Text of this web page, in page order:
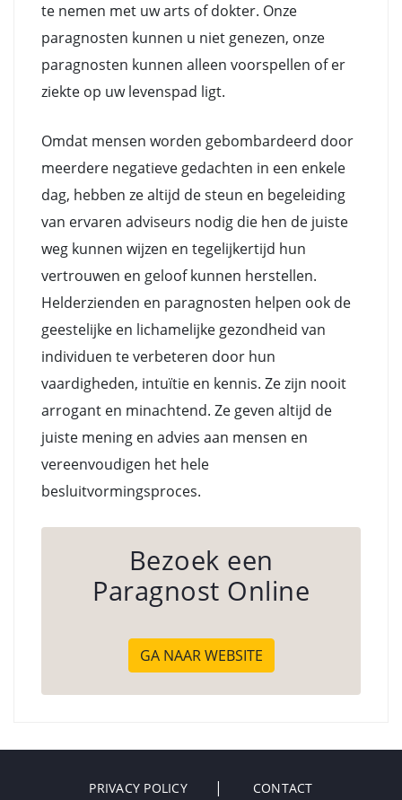
te nemen met uw arts of dokter. Onze
paragnosten kunnen u niet genezen, onze
paragnosten kunnen alleen voorspellen of er
ziekte op uw levenspad ligt.
Omdat mensen worden gebombardeerd door
meerdere negatieve gedachten in een enkele
dag, hebben ze altijd de steun en begeleiding
van ervaren adviseurs nodig die hen de juiste
weg kunnen wijzen en tegelijkertijd hun
vertrouwen en geloof kunnen herstellen.
Helderzienden en paragnosten helpen ook de
geestelijke en lichamelijke gezondheid van
individuen te verbeteren door hun
vaardigheden, intuïtie en kennis. Ze zijn nooit
arrogant en minachtend. Ze geven altijd de
juiste mening en advies aan mensen en
vereenvoudigen het hele
besluitvormingsproces.
Bezoek een
Paragnost Online
GA NAAR WEBSITE
PRIVACY POLICY CONTACT